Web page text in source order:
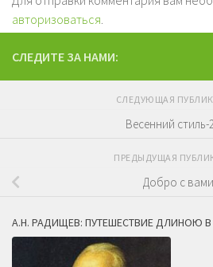
авторизоваться.
СЛЕДИТЕ ЗА НАМИ:
СЛЕДУЮЩАЯ
Весенний стиль-
ПРЕДЫДУЩАЯ
Добро с вами
А.Н. РАДИЩЕВ: ПУТЕШЕСТВИЕ ДЛИНОЮ